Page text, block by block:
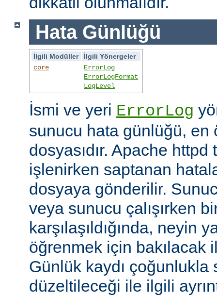
Hata Günlüğü
İlgili Modüller
İlgili Yönergeler
core
ErrorLog
ErrorLogFormat
LogLevel
İsmi ve yeri ErrorLog
sunucu hata günlüğü, en
dosyasıdır. Apache httpd
işlenirken saptanan
dosyaya gönderilir.
veya sunucu çalışırken
karşılaşıldığında, neyin
öğrenmek için bakılacak
Günlük kaydı çoğunlukla
düzeltileceği ile ilgili